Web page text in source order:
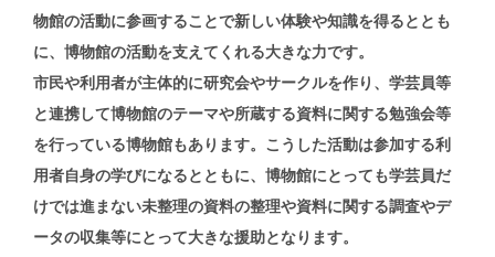
物館の活動に参画することで新しい体験や知識を得るととも
に、博物館の活動を支えてくれる大きな力です。
市民や利用者が主体的に研究会やサークルを作り、学芸員等
と連携して博物館のテーマや所蔵する資料に関する勉強会等
を行っている博物館もあります。こうした活動は参加する利
用者自身の学びになるとともに、博物館にとっても学芸員だ
けでは進まない未整理の資料の整理や資料に関する調査やデ
ータの収集等にとって大きな援助となります。